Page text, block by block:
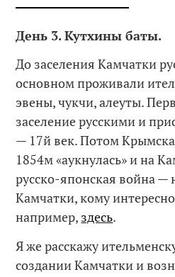
День 3. Кутхины баты.
До заселения Камчатки
основном проживали
эвены, чукчи, алеуты.
заселение русскими и
— 17й век. Потом
1854м «аукнулась» и на
русско-японская война —
Камчатки, кому
например, здесь.
Я же расскажу
создании Камчатки и